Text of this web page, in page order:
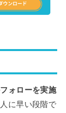
ォローを実施
に早い段階で